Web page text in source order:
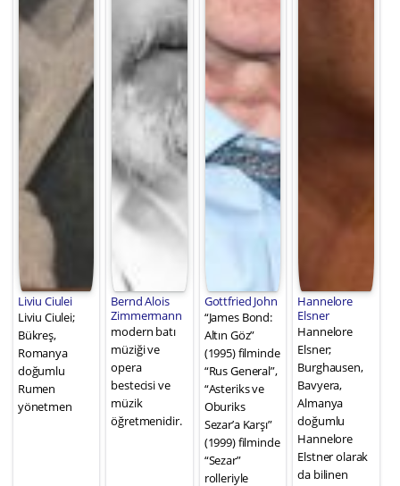
Liviu Ciulei
Liviu Ciulei;
Bükreş,
Romanya
doğumlu
Rumen
yönetmen
Bernd Alois
Zimmermann
modern batı
müziği ve
opera
bestecisi ve
müzik
öğretmenidir.
Gottfried John
“James Bond:
Altın Göz”
(1995) filminde
“Rus General”,
“Asteriks ve
Oburiks
Sezar’a Karşı”
(1999) filminde
“Sezar”
rolleriyle
Hannelore
Elsner
Hannelore
Elsner;
Burghausen,
Bavyera,
Almanya
doğumlu
Hannelore
Elstner olarak
da bilinen